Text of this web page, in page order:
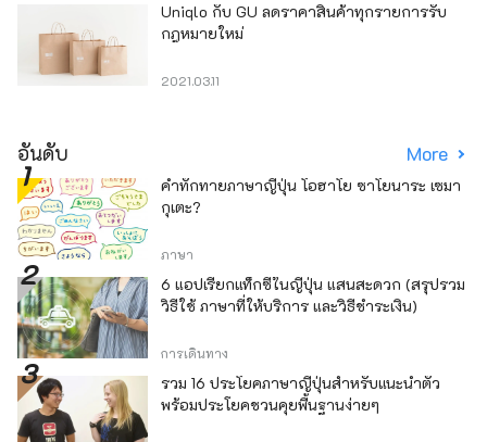
Uniqlo กับ GU ลดราคาสินค้าทุกรายการรับ
กฎหมายใหม่
2021.03.11
อันดับ More
คำทักทายภาษาญี่ปุ่น โอฮาโย ซาโยนาระ เซมา
กุเตะ?
ภาษา
6 แอปเรียกแท็กซี่ในญี่ปุ่น แสนสะดวก (สรุปรวม
วิธีใช้ ภาษาที่ให้บริการ และวิธีชำระเงิน)
การเดินทาง
รวม 16 ประโยคภาษาญี่ปุ่นสำหรับแนะนำตัว
พร้อมประโยคชวนคุยพื้นฐานง่ายๆ